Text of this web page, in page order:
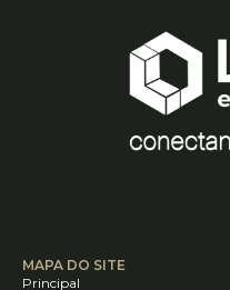
MAPA DO SITE
Principal